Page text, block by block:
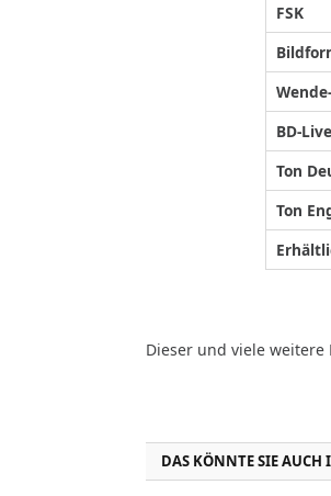
FSK
BD-Live
Ton
Ton
Dieser und viele weitere
DAS KÖNNTE SIE AUCH